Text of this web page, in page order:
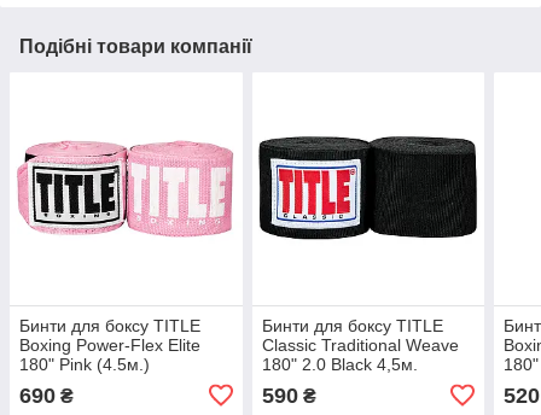
Подібні товари компанії
Бинти для боксу TITLE
Boxing Power-Flex Elite
180" Pink (4.5м.)
690 ₴
Бинти для боксу TITLE
Classic Traditional Weave
180" 2.0 Black 4,5м.
590₴ 520